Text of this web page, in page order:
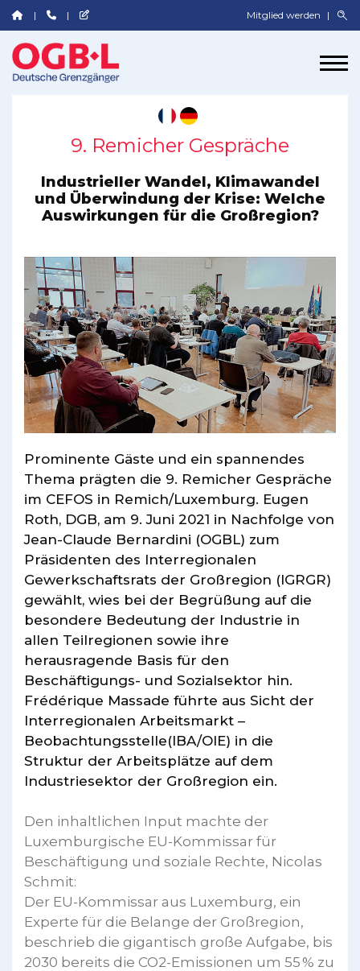
Mitglied werden
9. Remicher Gespräche
Industrieller Wandel, Klimawandel
und Überwindung der Krise: Welche
Auswirkungen für die Großregion?
Prominente Gäste und ein spannendes
Thema prägten die 9. Remicher Gespräche
im CEFOS in Remich/Luxemburg. Eugen
Roth, DGB, am 9. Juni 2021 in Nachfolge von
Jean-Claude Bernardini (OGBL) zum
Präsidenten des Interregionalen
Gewerkschaftsrats der Großregion (IGRGR)
gewählt, wies bei der Begrüßung auf die
besondere Bedeutung der Industrie in
allen Teilregionen sowie ihre
herausragende Basis für den
Beschäftigungs- und Sozialsektor hin.
Frédérique Massade führte aus Sicht der
Interregionalen Arbeitsmarkt –
Beobachtungsstelle(IBA/OIE) in die
Struktur der Arbeitsplätze auf dem
Industriesektor der Großregion ein.
Den inhaltlichen Input machte der
Luxemburgische EU-Kommissar für
Beschäftigung und soziale Rechte, Nicolas
Schmit:
Der EU-Kommissar aus Luxemburg, ein
Experte für die Belange der Großregion,
beschrieb die gigantisch große Aufgabe, bis
2030 bereits die CO2-Emissionen um 55 % zu